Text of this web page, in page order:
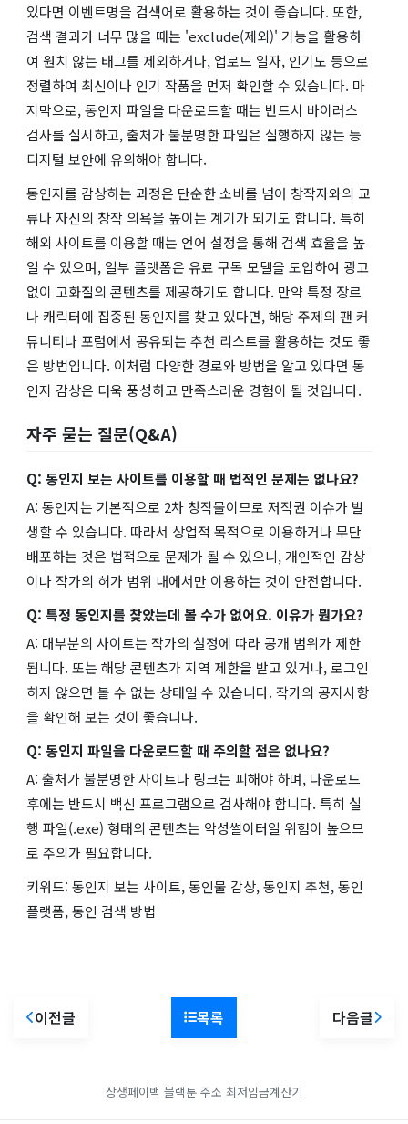
있다면 이벤트명을 검색어로 활용하는 것이 좋습니다. 또한,
검색 결과가 너무 많을 때는 'exclude(제외)' 기능을 활용하
여 원치 않는 태그를 제외하거나, 업로드 일자, 인기도 등으로
정렬하여 최신이나 인기 작품을 먼저 확인할 수 있습니다. 마
지막으로, 동인지 파일을 다운로드할 때는 반드시 바이러스
검사를 실시하고, 출처가 불분명한 파일은 실행하지 않는 등
디지털 보안에 유의해야 합니다.
동인지를 감상하는 과정은 단순한 소비를 넘어 창작자와의 교
류나 자신의 창작 의욕을 높이는 계기가 되기도 합니다. 특히
해외 사이트를 이용할 때는 언어 설정을 통해 검색 효율을 높
일 수 있으며, 일부 플랫폼은 유료 구독 모델을 도입하여 광고
없이 고화질의 콘텐츠를 제공하기도 합니다. 만약 특정 장르
나 캐릭터에 집중된 동인지를 찾고 있다면, 해당 주제의 팬 커
뮤니티나 포럼에서 공유되는 추천 리스트를 활용하는 것도 좋
은 방법입니다. 이처럼 다양한 경로와 방법을 알고 있다면 동
인지 감상은 더욱 풍성하고 만족스러운 경험이 될 것입니다.
자주 묻는 질문(Q&A)
Q: 동인지 보는 사이트를 이용할 때 법적인 문제는 없나요?
A: 동인지는 기본적으로 2차 창작물이므로 저작권 이슈가 발
생할 수 있습니다. 따라서 상업적 목적으로 이용하거나 무단
배포하는 것은 법적으로 문제가 될 수 있으니, 개인적인 감상
이나 작가의 허가 범위 내에서만 이용하는 것이 안전합니다.
Q: 특정 동인지를 찾았는데 볼 수가 없어요. 이유가 뭔가요?
A: 대부분의 사이트는 작가의 설정에 따라 공개 범위가 제한
됩니다. 또는 해당 콘텐츠가 지역 제한을 받고 있거나, 로그인
하지 않으면 볼 수 없는 상태일 수 있습니다. 작가의 공지사항
을 확인해 보는 것이 좋습니다.
Q: 동인지 파일을 다운로드할 때 주의할 점은 없나요?
A: 출처가 불분명한 사이트나 링크는 피해야 하며, 다운로드
후에는 반드시 백신 프로그램으로 검사해야 합니다. 특히 실
행 파일(.exe) 형태의 콘텐츠는 악성썰이터일 위험이 높으므
로 주의가 필요합니다.
키워드: 동인지 보는 사이트, 동인물 감상, 동인지 추천, 동인
플랫폼, 동인 검색 방법
이전글 목록 다음글
상생페이백 블랙툰 주소 최저임금계산기